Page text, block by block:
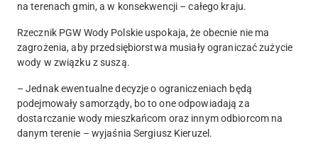
na terenach gmin, a w konsekwencji – całego kraju.
Rzecznik PGW Wody Polskie uspokaja, że obecnie nie ma
zagrożenia, aby przedsiębiorstwa musiały ograniczać zużycie
wody w związku z suszą.
– Jednak ewentualne decyzje o ograniczeniach będą
podejmowały samorządy, bo to one odpowiadają za
dostarczanie wody mieszkańcom oraz innym odbiorcom na
danym terenie – wyjaśnia Sergiusz Kieruzel.